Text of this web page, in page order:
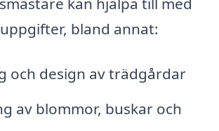
bland annat:
och design av trädgårdar
av blommor, buskar och